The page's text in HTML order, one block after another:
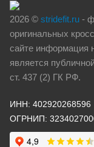
2026 © stridefit.ru -
оригинальных
сайте информация
является
ст. 437 (2) ГК РФ.
ИНН: 402920268596
ОГРНИП: